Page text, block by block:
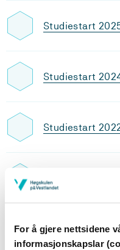
For å gjere nettsidene
informasjonskapslar
Studiestart
Studiestart
Studiestart
Studiestart 2021h
Studiestart